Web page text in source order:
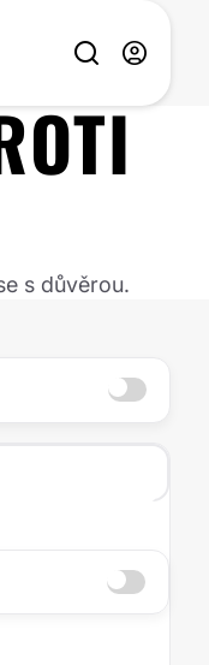
s důvěrou.